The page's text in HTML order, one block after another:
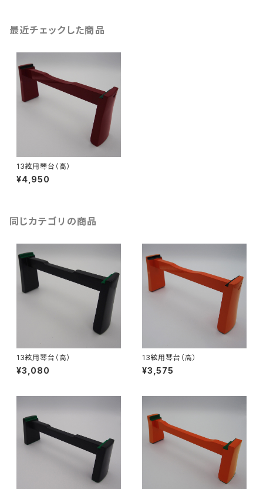
最近チェックした商品
13絃用琴台（高）
¥4,950
同じカテゴリの商品
13絃用琴台（高）
¥3,080
13絃用琴台（高）
¥3,575